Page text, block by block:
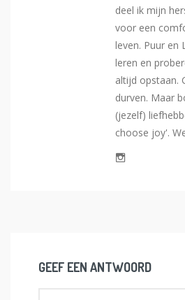
deel ik mijn
voor een
leven. Puur en
leren en
altijd opstaan.
durven. Maar
(jezelf)
choose joy'.
GEEF EEN ANTWOORD